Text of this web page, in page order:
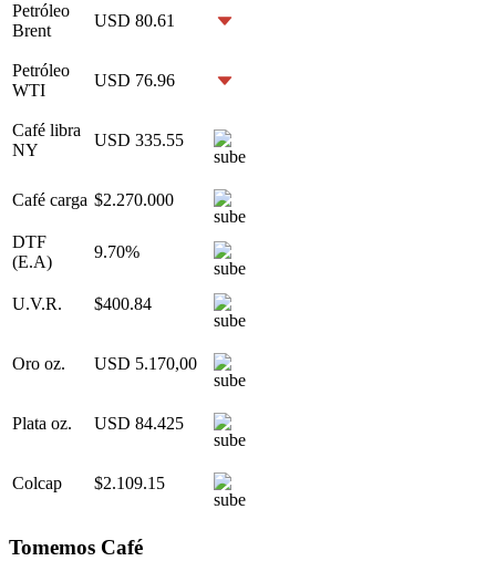
Petróleo
Brent
USD 80.61
Petróleo
WTI
USD 76.96
Café libra
NY
USD 335.55
Café carga $2.270.000
DTF
(E.A)
9.70%
U.V.R. $400.84
Oro oz. USD 5.170,00
Plata oz. USD 84.425
Colcap $2.109.15
Tomemos Café